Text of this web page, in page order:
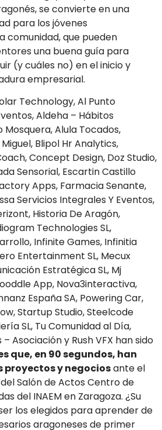
se convierte en una
para los jóvenes
comunidad, que pueden
una buena guía para
(y cuáles no) en el inicio y
empresarial.
Technology, Al Punto
Aldeha – Hábitos
Mosquera, Alula Tocados,
Blipol Hr Analytics,
Concept Design, Doz Studio,
Sensorial, Escartin Castillo
Apps, Farmacia Senante,
Servicios Integrales Y Eventos,
Historia De Aragón,
Technologies SL,
Infinite Games, Infinitia
Entertainment SL, Mecux
Estratégica SL, Mj
App, Nova3interactiva,
España SA, Powering Car,
Startup Studio, Steelcode
SL, Tu Comunidad al Día,
Asociación y Rush VFX han sido
que, en 90 segundos, han
proyectos y negociosante el
Salón de Actos Centro de
del INAEM en Zaragoza. ¿Su
los elegidos para aprender de
aragoneses de primer